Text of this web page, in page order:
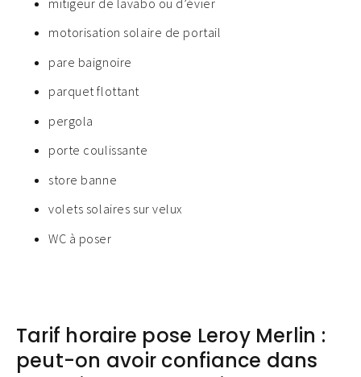
motorisation solaire de portail
pare baignoire
parquet flottant
pergola
porte coulissante
store banne
volets solaires sur velux
WC à poser
Tarif horaire pose Leroy Merlin :
peut-on avoir confiance dans